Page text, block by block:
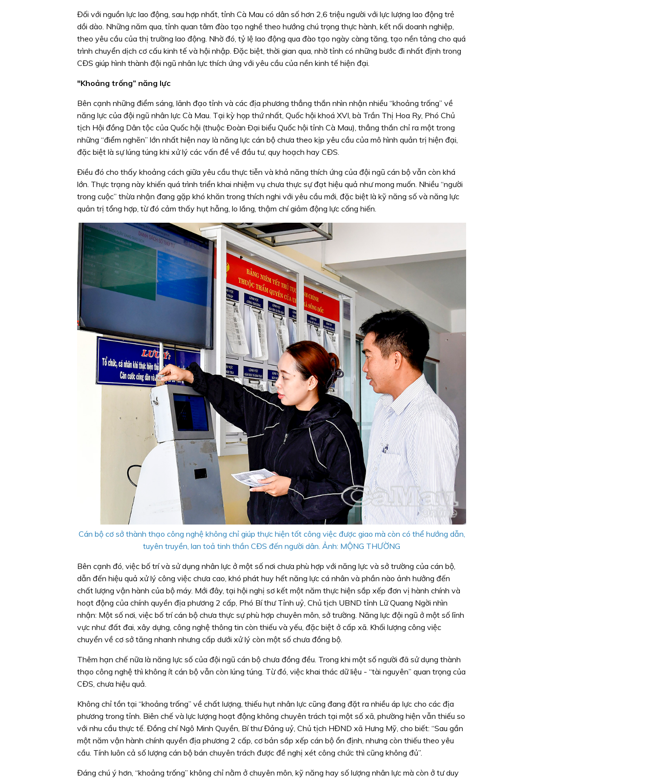
Đối với nguồn lực lao động, sau hợp nhất, tỉnh Cà Mau có dân số hơn 2,6 triệu người với lực lượng lao động trẻ
dồi dào. Những năm qua, tỉnh quan tâm đào tạo nghề theo hướng chú trọng thực hành, kết nối doanh nghiệp,
theo yêu cầu của thị trường lao động. Nhờ đó, tỷ lệ lao động qua đào tạo ngày càng tăng, tạo nền tảng cho quá
trình chuyển dịch cơ cấu kinh tế và hội nhập. Đặc biệt, thời gian qua, nhờ tỉnh có những bước đi nhất định trong
CĐS giúp hình thành đội ngũ nhân lực thích ứng với yêu cầu của nền kinh tế hiện đại.
"Khoảng trống” năng lực
Bên cạnh những điểm sáng, lãnh đạo tỉnh và các địa phương thẳng thắn nhìn nhận nhiều “khoảng trống” về
năng lực của đội ngũ nhân lực Cà Mau. Tại kỳ họp thứ nhất, Quốc hội khoá XVI, bà Trần Thị Hoa Ry, Phó Chủ
tịch Hội đồng Dân tộc của Quốc hội (thuộc Ðoàn Ðại biểu Quốc hội tỉnh Cà Mau), thẳng thắn chỉ ra một trong
những “điểm nghẽn” lớn nhất hiện nay là năng lực cán bộ chưa theo kịp yêu cầu của mô hình quản trị hiện đại,
đặc biệt là sự lúng túng khi xử lý các vấn đề về đầu tư, quy hoạch hay CĐS.
Điều đó cho thấy khoảng cách giữa yêu cầu thực tiễn và khả năng thích ứng của đội ngũ cán bộ vẫn còn khá
lớn. Thực trạng này khiến quá trình triển khai nhiệm vụ chưa thực sự đạt hiệu quả như mong muốn. Nhiều “người
trong cuộc” thừa nhận đang gặp khó khăn trong thích nghi với yêu cầu mới, đặc biệt là kỹ năng số và năng lực
quản trị tổng hợp, từ đó cảm thấy hụt hẫng, lo lắng, thậm chí giảm động lực cống hiến.
Cán bộ cơ sở thành thạo công nghệ không chỉ giúp thực hiện tốt công việc được giao mà còn có thể hướng dẫn,
tuyên truyền, lan toả tinh thần CĐS đến người dân. Ảnh: MỘNG THƯỜNG
Bên cạnh đó, việc bố trí và sử dụng nhân lực ở một số nơi chưa phù hợp với năng lực và sở trường của cán bộ,
dẫn đến hiệu quả xử lý công việc chưa cao, khó phát huy hết năng lực cá nhân và phần nào ảnh hưởng đến
chất lượng vận hành của bộ máy. Mới đây, tại hội nghị sơ kết một năm thực hiện sắp xếp đơn vị hành chính và
hoạt động của chính quyền địa phương 2 cấp, Phó Bí thư Tỉnh uỷ, Chủ tịch UBND tỉnh Lữ Quang Ngời nhìn
nhận: Một số nơi, việc bố trí cán bộ chưa thực sự phù hợp chuyên môn, sở trường. Năng lực đội ngũ ở một số lĩnh
vực như: đất đai, xây dựng, công nghệ thông tin còn thiếu và yếu, đặc biệt ở cấp xã. Khối lượng công việc
chuyển về cơ sở tăng nhanh nhưng cấp dưới xử lý còn một số chưa đồng bộ.
Thêm hạn chế nữa là năng lực số của đội ngũ cán bộ chưa đồng đều. Trong khi một số người đã sử dụng thành
thạo công nghệ thì không ít cán bộ vẫn còn lúng túng. Từ đó, việc khai thác dữ liệu - “tài nguyên” quan trọng của
CĐS, chưa hiệu quả.
Không chỉ tồn tại “khoảng trống” về chất lượng, thiếu hụt nhân lực cũng đang đặt ra nhiều áp lực cho các địa
phương trong tỉnh. Biên chế và lực lượng hoạt động không chuyên trách tại một số xã, phường hiện vẫn thiếu so
với nhu cầu thực tế. Đồng chí Ngô Minh Quyền, Bí thư Đảng uỷ, Chủ tịch HĐND xã Hưng Mỹ, cho biết: “Sau gần
một năm vận hành chính quyền địa phương 2 cấp, cơ bản sắp xếp cán bộ ổn định, nhưng còn thiếu theo yêu
cầu. Tính luôn cả số lượng cán bộ bán chuyên trách được đề nghị xét công chức thì cũng không đủ”.
Đáng chú ý hơn, “khoảng trống” không chỉ nằm ở chuyên môn, kỹ năng hay số lượng nhân lực mà còn ở tư duy